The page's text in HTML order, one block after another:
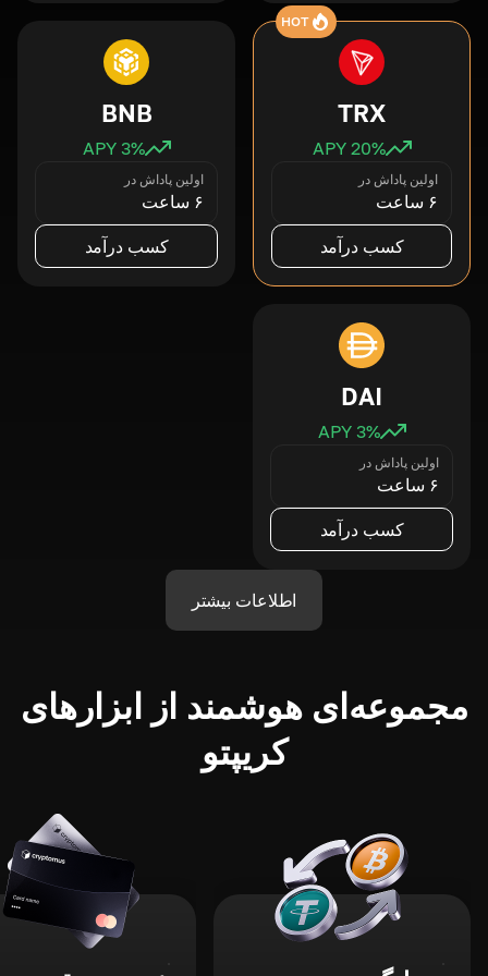
HOT
TRX
20% APY
اولین پاداش در
۶ ساعت
کسب درآمد
BNB
3% APY
اولین پاداش در
۶ ساعت
کسب درآمد
DAI
3% APY
اولین پاداش در
۶ ساعت
کسب درآمد
اطلاعات بیشتر
مجموعه‌ای هوشمند از ابزارهای
کریپتو